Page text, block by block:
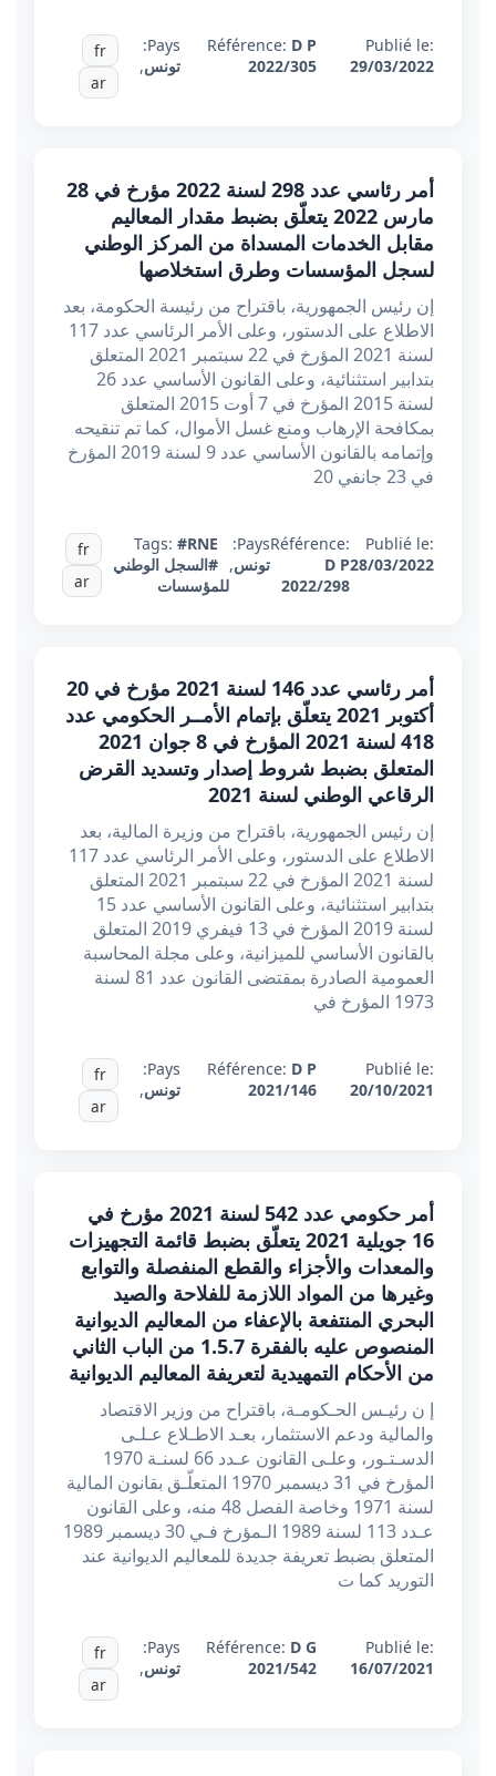
Publié le:
29/03/2022
Référence: D P
2022/305
Pays:
تونس,
fr
ar
أمر رئاسي عدد 298 لسنة 2022 مؤرخ في 28
مارس 2022 يتعلّق بضبط مقدار المعاليم
مقابل الخدمات المسداة من المركز الوطني
لسجل المؤسسات وطرق استخلاصها
إن رئيس الجمهورية، باقتراح من رئيسة الحكومة، بعد
الاطلاع على الدستور، وعلى الأمر الرئاسي عدد 117
لسنة 2021 المؤرخ في 22 سبتمبر 2021 المتعلق
بتدابير استثنائية، وعلى القانون الأساسي عدد 26
لسنة 2015 المؤرخ في 7 أوت 2015 المتعلق
بمكافحة الإرهاب ومنع غسل الأموال، كما تم تنقيحه
وإتمامه بالقانون الأساسي عدد 9 لسنة 2019 المؤرخ
في 23 جانفي 20
Publié le:
28/03/2022
Référence:
D P
2022/298
Pays:
تونس,
Tags: #RNE
#السجل الوطني
للمؤسسات
fr
ar
أمر رئاسي عدد 146 لسنة 2021 مؤرخ في 20
أكتوبر 2021 يتعلّق بإتمام الأمــر الحكومي عدد
418 لسنة 2021 المؤرخ في 8 جوان 2021
المتعلق بضبط شروط إصدار وتسديد القرض
الرقاعي الوطني لسنة 2021
إن رئيس الجمهورية، باقتراح من وزيرة المالية، بعد
الاطلاع على الدستور، وعلى الأمر الرئاسي عدد 117
لسنة 2021 المؤرخ في 22 سبتمبر 2021 المتعلق
بتدابير استثنائية، وعلى القانون الأساسي عدد 15
لسنة 2019 المؤرخ في 13 فيفري 2019 المتعلق
بالقانون الأساسي للميزانية، وعلى مجلة المحاسبة
العمومية الصادرة بمقتضى القانون عدد 81 لسنة
1973 المؤرخ في
Publié le:
20/10/2021
Référence: D P
2021/146
Pays:
تونس,
fr
ar
أمر حكومي عدد 542 لسنة 2021 مؤرخ في
16 جويلية 2021 يتعلّق بضبط قائمة التجهيزات
والمعدات والأجزاء والقطع المنفصلة والتوابع
وغيرها من المواد اللازمة للفلاحة والصيد
البحري المنتفعة بالإعفاء من المعاليم الديوانية
المنصوص عليه بالفقرة 1.5.7 من الباب الثاني
من الأحكام التمهيدية لتعريفة المعاليم الديوانية
إ ن رئيـس الحـكومـة، باقتراح من وزير الاقتصاد
والمالية ودعم الاستثمار، بعـد الاطـلاع عـلـى
الدسـتـور، وعلـى القانون عـدد 66 لسنـة 1970
المؤرخ في 31 ديسمبر 1970 المتعلّـق بقانون المالية
لسنة 1971 وخاصة الفصل 48 منه، وعلى القانون
عـدد 113 لسنة 1989 الـمؤرخ فـي 30 ديسمبر 1989
المتعلق بضبط تعريفة جديدة للمعاليم الديوانية عند
التوريد كما ت
Publié le:
16/07/2021
Référence: D G
2021/542
Pays:
تونس,
fr
ar